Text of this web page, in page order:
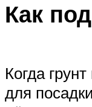
Как
Когда
для